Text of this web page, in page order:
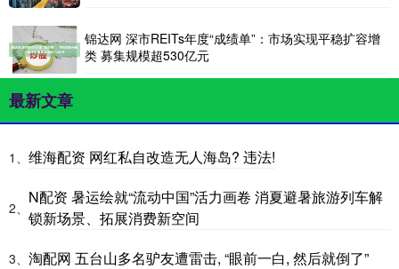
锦达网 深市REITs年度“成绩单”：市场实现平稳扩容增
类 募集规模超530亿元
最新文章
1、 维海配资 网红私自改造无人海岛? 违法!
2、
N配资 暑运绘就“流动中国”活力画卷 消夏避暑旅游列车解
锁新场景、拓展消费新空间
3、 淘配网 五台山多名驴友遭雷击, “眼前一白, 然后就倒了”